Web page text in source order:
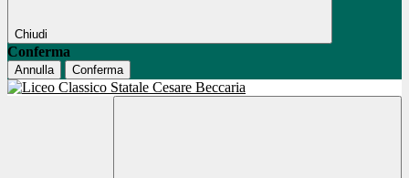
Chiudi
Conferma
Annulla Conferma